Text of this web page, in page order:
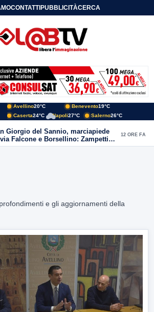
CONTATTIPUBBLICITÀCERCA
Avellino20°C Benevento19°C
Caserta24°C Napoli27°C Salerno26°C
Giorgio del Sannio, marciapiede
Falcone e Borsellino: Zampetti e
replicano alle polemiche
12 ORE FA
e gli aggiornamenti della